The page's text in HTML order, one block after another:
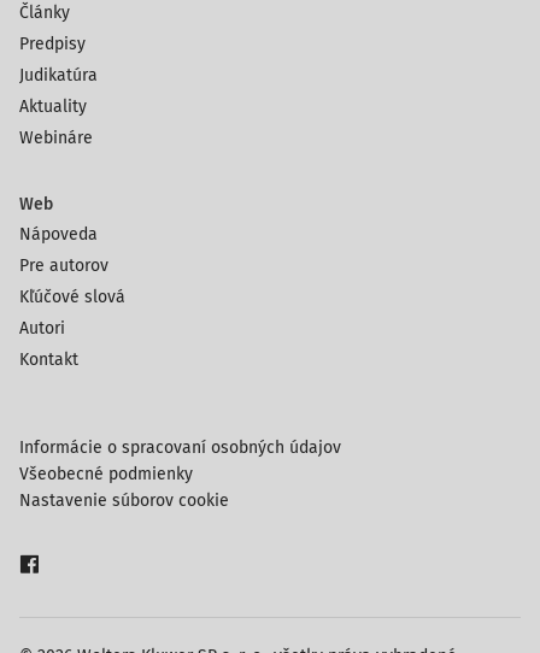
Články
Predpisy
Judikatúra
Aktuality
Webináre
Web
Nápoveda
Pre autorov
Kľúčové slová
Autori
Kontakt
Informácie o spracovaní osobných údajov
Všeobecné podmienky
Nastavenie súborov cookie